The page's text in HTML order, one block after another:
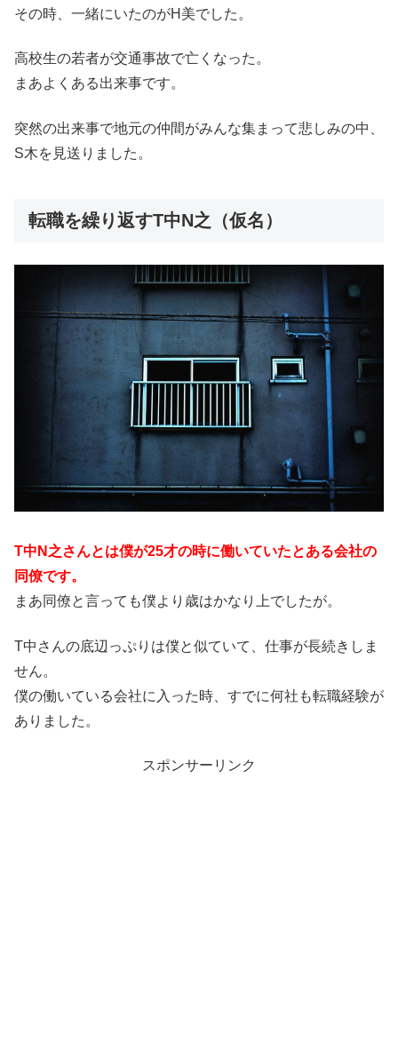
その時、一緒にいたのがH美でした。
高校生の若者が交通事故で亡くなった。
まあよくある出来事です。
突然の出来事で地元の仲間がみんな集まって悲しみの中、
S木を見送りました。
転職を繰り返すT中N之（仮名）
T中N之さんとは僕が25才の時に働いていたとある会社の
同僚です。
まあ同僚と言っても僕より歳はかなり上でしたが。
T中さんの底辺っぷりは僕と似ていて、仕事が長続きしま
せん。
僕の働いている会社に入った時、すでに何社も転職経験が
ありました。
スポンサーリンク